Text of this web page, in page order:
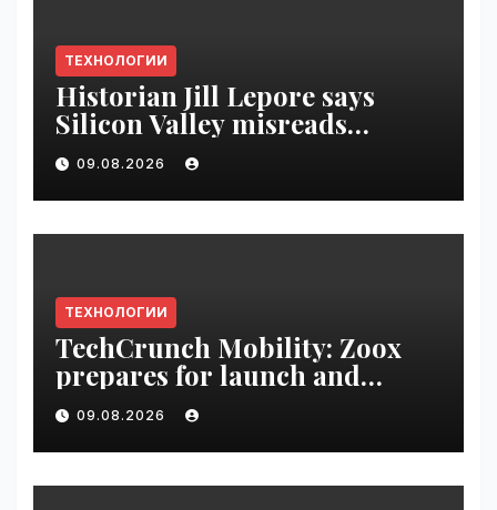
ТЕХНОЛОГИИ
Historian Jill Lepore says
Silicon Valley misreads
science fiction and
undermines democracy |
VseTime.ru
09.08.2026
ТЕХНОЛОГИИ
TechCrunch Mobility: Zoox
prepares for launch and
Uber’s AV empire | VseTime.ru
09.08.2026